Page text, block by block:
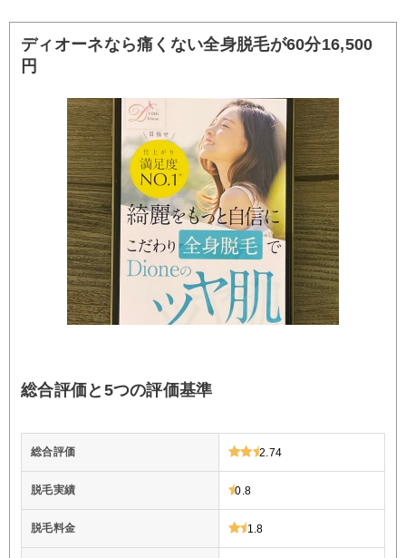
ディオーネなら痛くない全身脱毛が60分16,500
円
総合評価と5つの評価基準
総合評価 2.74
脱毛実績 0.8
脱毛料金 1.8